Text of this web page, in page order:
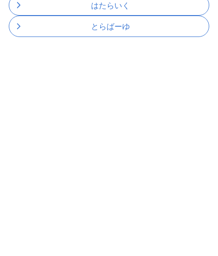
はたらいく
とらばーゆ